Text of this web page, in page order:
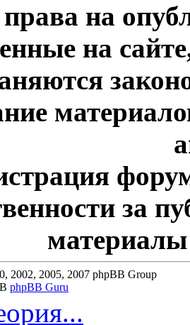
права на
на
за
2002, 2005, 2007 phpBB Group
phpBB Guru